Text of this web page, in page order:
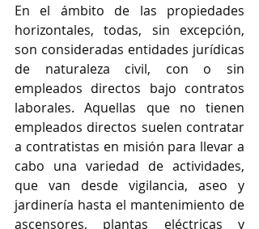
En el ámbito de las propiedades
horizontales, todas, sin excepción,
son consideradas entidades jurídicas
de naturaleza civil, con o sin
empleados directos bajo contratos
laborales. Aquellas que no tienen
empleados directos suelen contratar
a contratistas en misión para llevar a
cabo una variedad de actividades,
que van desde vigilancia, aseo y
jardinería hasta el mantenimiento de
ascensores, plantas eléctricas y